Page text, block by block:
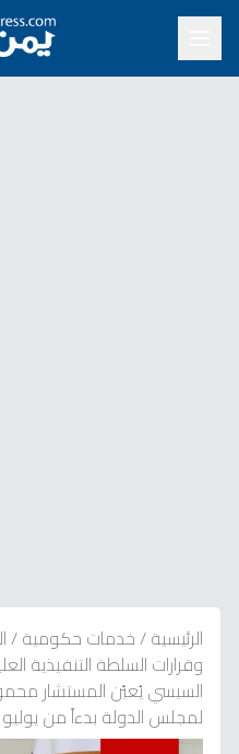
الرئيسية/خدمات حكومية/
وقرارات السلطة التنفيذية
السيسي يُعيّن المستشار
لمجلس الدولة بدءاً من يوليو